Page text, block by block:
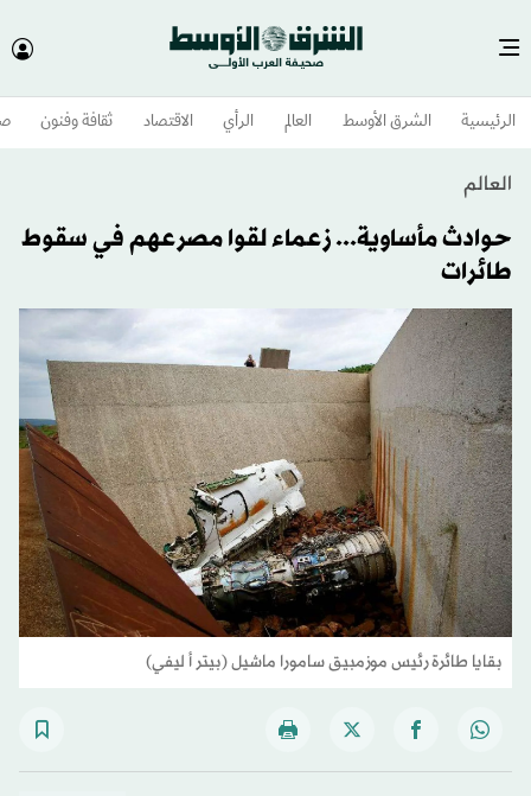
الرئيسية الشرق الأوسط​ العالم الرأي الاقتصاد ثقافة وفنون
العالم
حوادث مأساوية... زعماء لقوا مصرعهم في سقوط
طائرات
بقايا طائرة رئيس موزمبيق سامورا ماشيل (بيتر أ ليفي)